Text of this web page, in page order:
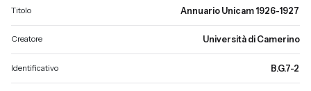
Titolo Annuario Unicam 1926-1927
Creatore Università di Camerino
Identificativo B.G.7-2